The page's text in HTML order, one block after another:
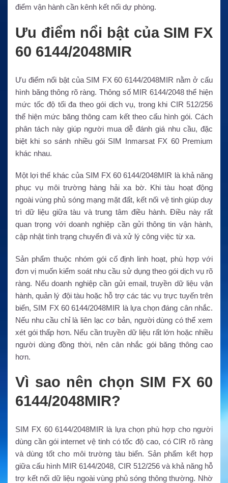
điểm vận hành cần kênh kết nối dự phòng.
Ưu điểm nổi bật của SIM FX
60 6144/2048MIR
Ưu điểm nổi bật của SIM FX 60 6144/2048MIR nằm ở cấu
hình băng thông rõ ràng. Thông số MIR 6144/2048 thể hiện
mức tốc độ tối đa theo gói dịch vụ, trong khi CIR 512/256
thể hiện mức băng thông cam kết theo cấu hình gói. Cách
phân tách này giúp người mua dễ đánh giá nhu cầu, đặc
biệt khi so sánh nhiều gói SIM Inmarsat FX 60 Premium
khác nhau.
Một lợi thế khác của SIM FX 60 6144/2048MIR là khả năng
phục vụ môi trường hàng hải xa bờ. Khi tàu hoạt động
ngoài vùng phủ sóng mạng mặt đất, kết nối vệ tinh giúp duy
trì dữ liệu giữa tàu và trung tâm điều hành. Điều này rất
quan trọng với doanh nghiệp cần gửi thông tin vận hành,
cập nhật tình trạng chuyến đi và xử lý công việc từ xa.
Sản phẩm thuộc nhóm gói cố định linh hoạt, phù hợp với
đơn vị muốn kiểm soát nhu cầu sử dụng theo gói dịch vụ rõ
ràng. Nếu doanh nghiệp cần gửi email, truyền dữ liệu vận
hành, quản lý đội tàu hoặc hỗ trợ các tác vụ trực tuyến trên
biển, SIM FX 60 6144/2048MIR là lựa chọn đáng cân nhắc.
Nếu nhu cầu chỉ là liên lạc cơ bản, người dùng có thể xem
xét gói thấp hơn. Nếu cần truyền dữ liệu rất lớn hoặc nhiều
người dùng đồng thời, nên cân nhắc gói băng thông cao
hơn.
Vì sao nên chọn SIM FX 60
6144/2048MIR?
SIM FX 60 6144/2048MIR là lựa chọn phù hợp cho người
dùng cần gói internet vệ tinh có tốc độ cao, có CIR rõ ràng
và dùng tốt cho môi trường tàu biển. Sản phẩm kết hợp
giữa cấu hình MIR 6144/2048, CIR 512/256 và khả năng hỗ
trợ kết nối dữ liệu ngoài vùng phủ sóng thông thường. Nhờ